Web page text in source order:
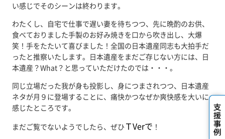
い感じでそのシーンは終わります。
わたくし、自宅で仕事で遅い妻を待ちつつ、先に晩酌のお供、
食べておりました手製のお好み焼きを口から吹き出し、大爆
笑！手をたたいて喜びました！全国の日本遺産同志も大拍手だ
ったと推察いたします。日本遺産をまだご存じない方には、日
本遺産？What？と思っていただけたのでは・・・。
同じ立場だった我が身も投影し、身につまされつつ、日本遺産
ネタが月９に登場することに、痛快かつなぜか爽快感を大いに
感じたところです。
まだご覧でないようでしたら、ぜひ ＴVerで ！